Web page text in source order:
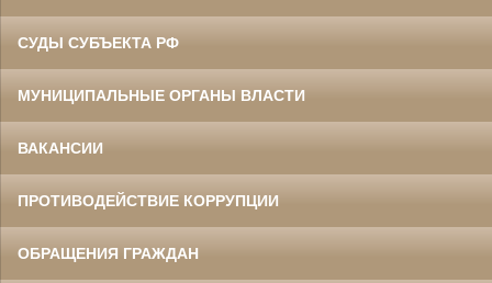
СУДЫ СУБЪЕКТА РФ
МУНИЦИПАЛЬНЫЕ ОРГАНЫ ВЛАСТИ
ВАКАНСИИ
ПРОТИВОДЕЙСТВИЕ КОРРУПЦИИ
ОБРАЩЕНИЯ ГРАЖДАН